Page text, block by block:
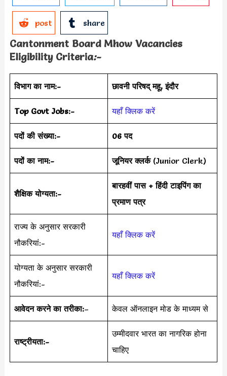
post share
Cantonment Board Mhow Vacancies
Eligibility Criteria:-
विभाग का नाम:- छावनी परिषद् महू, इंदौर
Top Govt Jobs:- यहाँ क्लिक करें
पदों की संख्या:- 06 पद
पदों का नाम:- जूनियर क्लर्क(Junior Clerk)
शैक्षिक योग्यता:-
बारहवीं पास + हिंदी टाइपिंग का
प्रमाण पत्र
राज्य के अनुसार सरकारी
नौकरियां:-
यहाँ क्लिक करें
योग्यता के अनुसार सरकारी
नौकरियां:-
यहाँ क्लिक करें
आवेदन करने का तरीका:– केवल ऑनलाइन मोड के माध्यम से
राष्ट्रीयता:-
उम्मीदवार भारत का नागरिक होना
चाहिए